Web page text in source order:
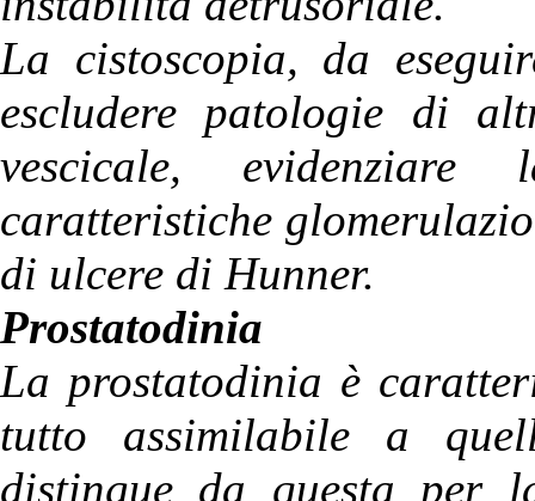
La cistoscopia, da
escludere patologie di
vescicale,
caratteristiche
di ulcere di Hunner.
Prostatodinia
La prostatodinia è
tutto assimilabile a
distingue da questa per